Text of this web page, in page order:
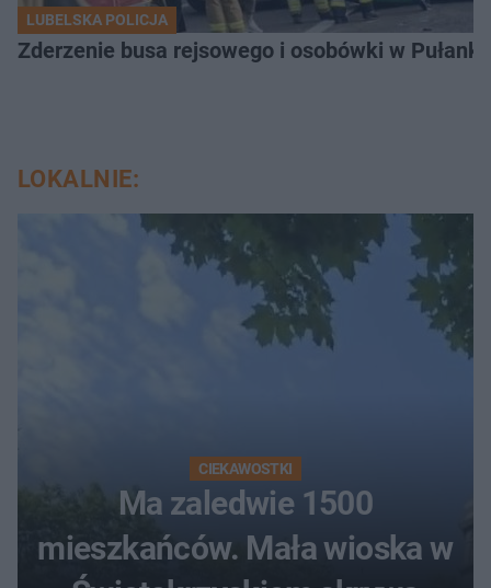
LUBELSKA POLICJA
Zderzenie busa rejsowego i osobówki w
LOKALNIE:
CIEKAWOSTKI
Ma zaledwie 1500
mieszkańców. Mała wioska w